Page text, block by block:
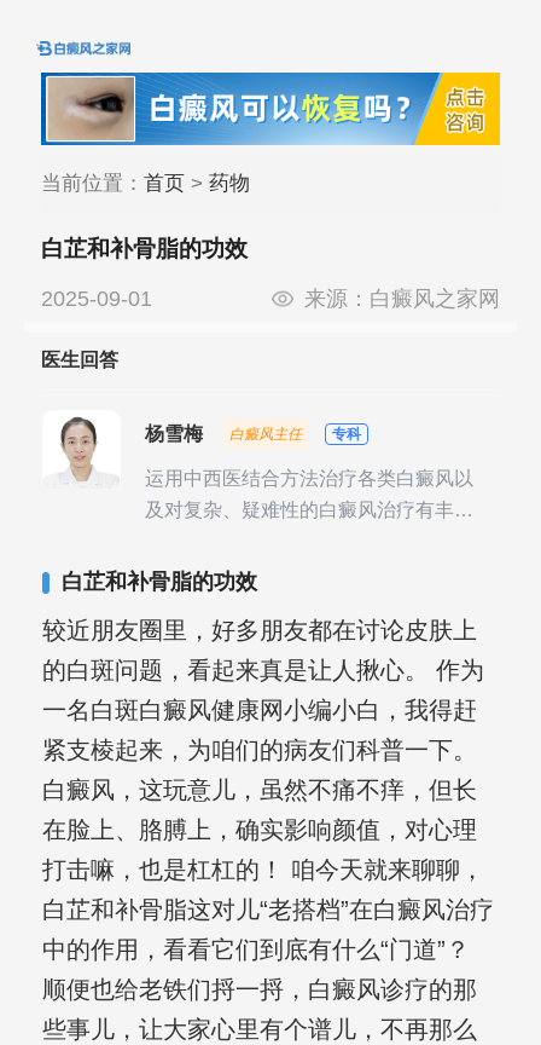
当前位置： 首页> 药物
白芷和补骨脂的功效
2025-09-01 来源： 白癜风之家网
医生回答
杨雪梅 白癜风主任 专科
运用中西医结合方法治疗各类白癜风以
及对复杂、疑难性的白癜风治疗有丰富
合巩固用药的调理，并对白癜风患者的
导，全方位帮助患者康复。
白芷和补骨脂的功效
较近朋友圈里，好多朋友都在讨论皮肤上
的白斑问题，看起来真是让人揪心。 作为
一名白斑白癜风健康网小编小白，我得赶
紧支棱起来，为咱们的病友们科普一下。
白癜风，这玩意儿，虽然不痛不痒，但长
在脸上、胳膊上，确实影响颜值，对心理
打击嘛，也是杠杠的！ 咱今天就来聊聊，
白芷和补骨脂这对儿“老搭档”在白癜风治疗
中的作用，看看它们到底有什么“门道”？
顺便也给老铁们捋一捋，白癜风诊疗的那
些事儿，让大家心里有个谱儿，不再那么